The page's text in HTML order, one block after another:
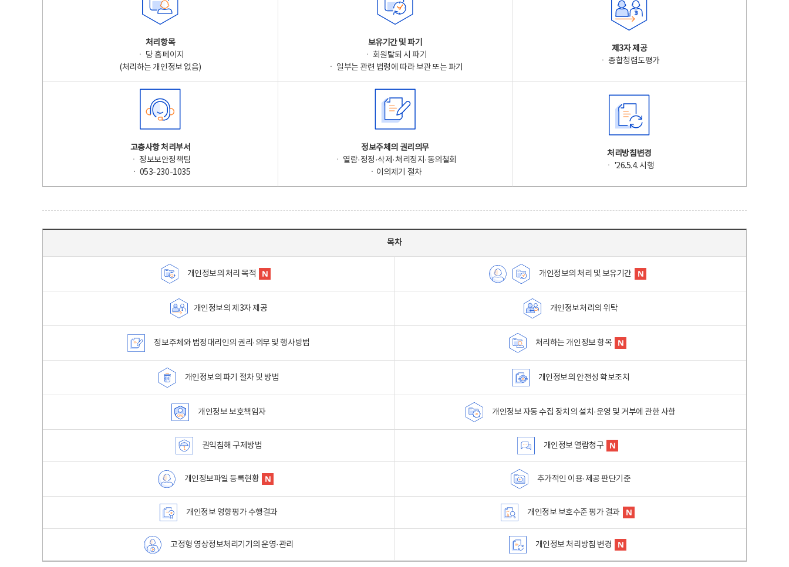
처리항목
ㆍ 당 홈페이지
(처리하는 개인정보 없음)
보유기간 및 파기
ㆍ 회원탈퇴 시 파기
ㆍ 일부는 관련 법령에 따라 보관 또는 파기
제3자 제공
ㆍ 종합청렴도평가
고충사항 처리부서
ㆍ 정보보안정책팀
ㆍ 053-230-1035
정보주체의 권리의무
ㆍ 열람·정정·삭제·처리정지·동의철회
ㆍ이의제기 절차
처리방침변경
ㆍ '26.5.4. 시행
목차
개인정보의 처리 목적 개인정보의 처리 및 보유기간
개인정보의 제3자 제공 개인정보처리의 위탁
정보주체와 법정대리인의 권리·의무 및 행사방법 처리하는 개인정보 항목
개인정보의 파기 절차 및 방법 개인정보의 안전성 확보조치
개인정보 보호책임자 개인정보 자동 수집 장치의 설치·운영 및 거부에 관한 사항
권익침해 구제방법 개인정보 열람청구
개인정보파일 등록현황 추가적인 이용·제공 판단기준
개인정보 영향평가 수행결과 개인정보 보호수준 평가 결과
고정형 영상정보처리기기의 운영·관리 개인정보 처리방침 변경